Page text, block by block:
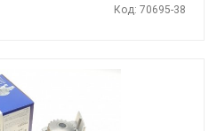
Код: 70695-38